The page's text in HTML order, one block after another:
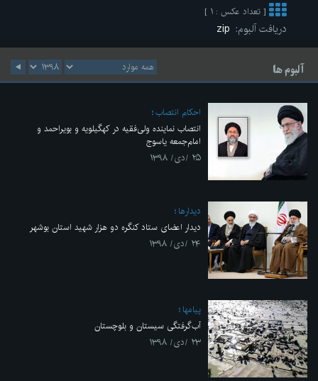
[ تعداد عکس : ۱ ]
دریافت آلبوم:
آلبوم ها
احکام انتصاب
انتصاب نماینده ولی‌فقیه در کهگیلویه و بویراحمد و
امام‌جمعه یاسوج
۲۵ /دی/ ۱۳۹۸
ديدارها
دیدار اعضای ستاد کنگره دو هزار شهید استان بوشهر
۲۴ /دی/ ۱۳۹۸
پیامها
آب‌گرفتگی سیستان و بلوچستان
۲۳ /دی/ ۱۳۹۸